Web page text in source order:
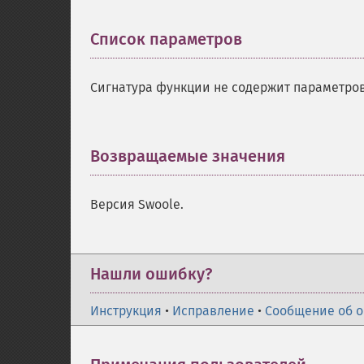
Список параметров
Сигнатура функции не содержит
Возвращаемые значения
Версия Swoole.
Нашли ошибку?
Инструкция • Исправление • Сообщение об